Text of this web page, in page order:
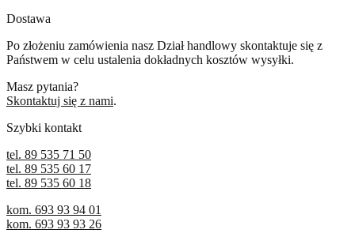
Dostawa
Po złożeniu zamówienia nasz Dział handlowy skontaktuje się z
Państwem w celu ustalenia dokładnych kosztów wysyłki.
Masz pytania?
Skontaktuj się z nami.
Szybki kontakt
tel. 89 535 71 50
tel. 89 535 60 17
tel. 89 535 60 18
kom. 693 93 94 01
kom. 693 93 93 26